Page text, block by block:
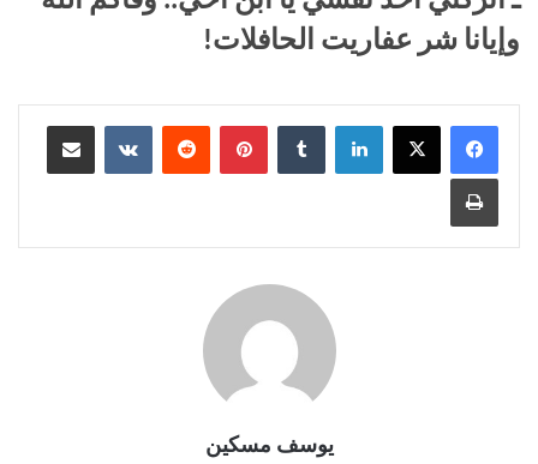
وإيانا شر عفاريت الحافلات!
لينكدإن بينتيريست مشاركة عبر البريد
طباعة
يوسف مسكين